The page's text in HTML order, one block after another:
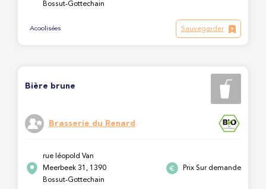
Bossut-Gottechain
Acoolisées Sauvegarder
Bière brune
Brasserie du Renard
rue léopold Van
Meerbeek 31, 1390
Bossut-Gottechain
Prix Sur demande